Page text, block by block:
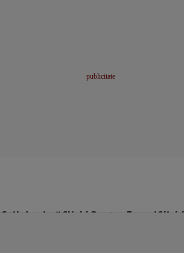
Stil de viațăClick! Pentru Femei